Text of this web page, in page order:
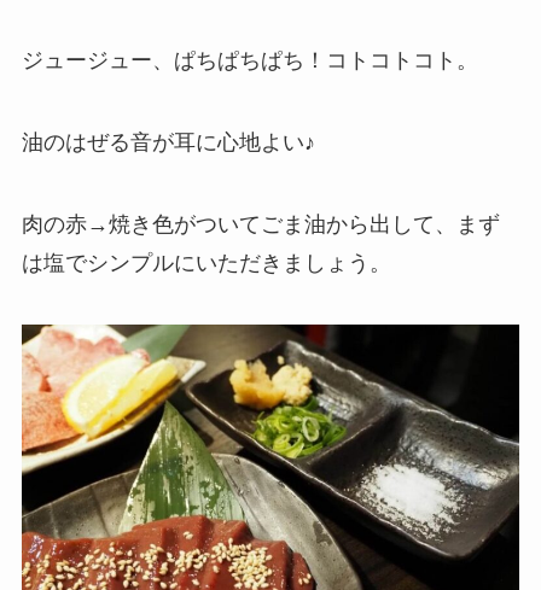
ジュージュー、ぱちぱちぱち！コトコトコト。
油のはぜる音が耳に心地よい♪
肉の赤→焼き色がついてごま油から出して、まず
は塩でシンプルにいただきましょう。